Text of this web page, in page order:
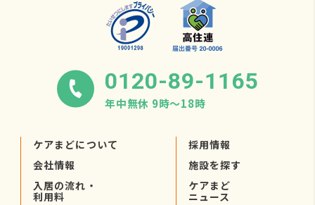
0120-89-1165
年中無休 9時〜18時
ケアまどについて
会社情報
入居の流れ・
利用料
採用情報
施設を探す
ケアまど
ニュース